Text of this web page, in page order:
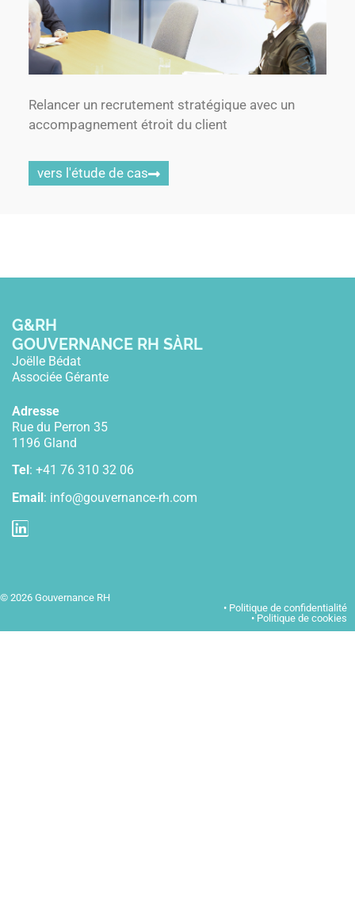
Relancer un recrutement stratégique avec un
accompagnement étroit du client
vers l'étude de cas
G&RH
GOUVERNANCE RH SÀRL
Joëlle Bédat
Associée Gérante
Adresse
Rue du Perron 35
1196 Gland
Tel : +41 76 310 32 06
Email: info@gouvernance-rh.com
© 2026 Gouvernance RH
• Politique de confidentialité
• Politique de cookies